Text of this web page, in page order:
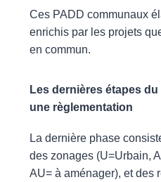
Ces PADD communaux
enrichis par les projets
en commun.
Les dernières étapes
une règlementation
La dernière phase
des zonages (U=Urbain,
AU= à aménager), et des